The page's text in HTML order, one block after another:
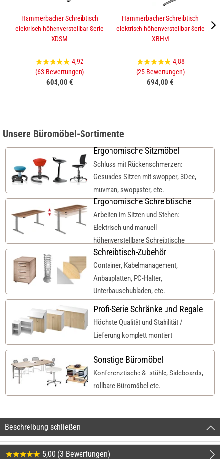
Hammerbacher Schreibtisch
elektrisch höhenverstellbar Serie
XDSM
4,92
(63 Bewertungen)
604,00 €
Hammerbacher Schreibtisch
elektrisch höhenverstellbar Serie
XBHM
4,88
(25 Bewertungen)
694,00 €
Unsere Büromöbel-Sortimente
Ergonomische Sitzmöbel
Schluss mit Rückenschmerzen:
Gesundes Sitzen mit swopper, 3Dee,
muvman, swoppster, etc.
Ergonomische Schreibtische
Arbeiten im Sitzen und Stehen:
Elektrisch und manuell
höhenverstellbare Schreibtische
Schreibtisch-Zubehör
Container, Kabelmanagement,
Anbauplatten, PC-Halter,
Unterbauschubladen, etc.
Profi-Serie Schränke und Regale
Höchste Qualität und Stabilität /
Lieferung komplett montiert
Sonstige Büromöbel
Konferenztische & -stühle, Sideboards,
rollbare Büromöbel etc.
Beschreibung schließen
5,00 (3 Bewertungen)